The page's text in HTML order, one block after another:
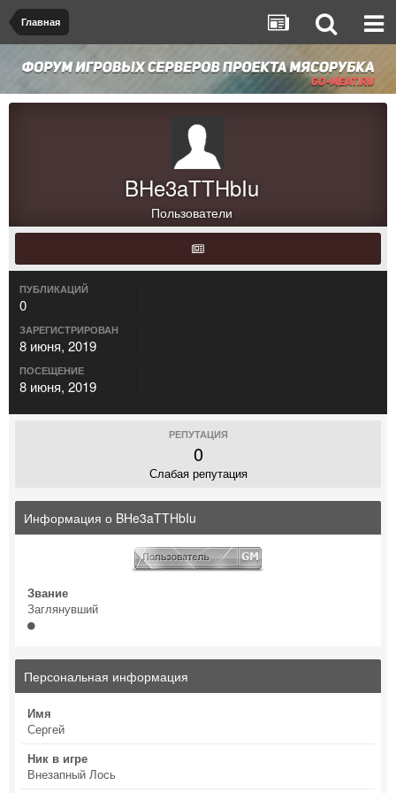
Главная
BHe3aTTHbIu
Пользователи
ПУБЛИКАЦИЙ
0
ЗАРЕГИСТРИРОВАН
8 июня, 2019
ПОСЕЩЕНИЕ
8 июня, 2019
РЕПУТАЦИЯ
0
Слабая репутация
Информация о BHe3aTTHbIu
Звание
Заглянувший
Персональная информация
Имя
Сергей
Ник в игре
Внезапный Лось